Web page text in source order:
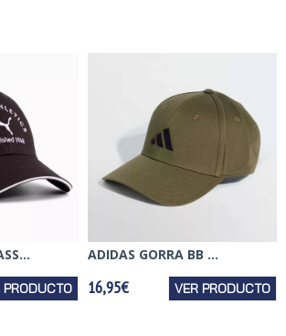
PRODUCTO
ADIDAS GORRA BB ...
16,95€ VER PRODUCTO